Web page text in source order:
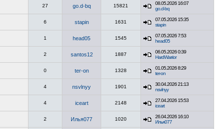
27 go.d-bq 15821
08.05.2026 16:07
go.d-bq
6 stapin 1631
07.05.2026 15:35
stapin
1 head05 1545
07.05.2026 7:53
head05
2 santos12 1887
06.05.2026 0:39
HardWarrior
0 ter-on 1328
01.05.2026 8:29
ter-on
4 nsvlnyy 1901
30.04.2026 21:13
nsvlnyy
4 iceart 2148
27.04.2026 15:53
iceart
2 Илья077 1020
26.04.2026 16:10
Илья077